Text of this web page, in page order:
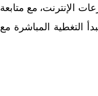
الإنترنت، مع متابعة
التغطية المباشرة مع